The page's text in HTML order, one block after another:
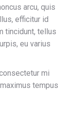
arcu, quis
efficitur id
tincidunt, tellus
eu varius
mi
tempus